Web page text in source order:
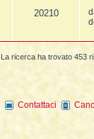
20210
La ricerca ha trovato 453
Contattaci